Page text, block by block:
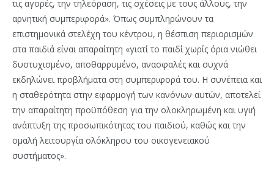
τις αγορές, την τηλεόραση, τις σχέσεις με τους άλλους, την
αρνητική συμπεριφορά». Όπως συμπληρώνουν τα
επιστημονικά στελέχη του κέντρου, η θέσπιση περιορισμών
στα παιδιά είναι απαραίτητη «γιατί το παιδί χωρίς όρια νιώθει
δυστυχισμένο, αποθαρρυμένο, ανασφαλές και συχνά
εκδηλώνει προβλήματα στη συμπεριφορά του. Η συνέπεια και
η σταθερότητα στην εφαρμογή των κανόνων αυτών, αποτελεί
την απαραίτητη προϋπόθεση για την ολοκληρωμένη και υγιή
ανάπτυξη της προσωπικότητας του παιδιού, καθώς και την
ομαλή λειτουργία ολόκληρου του οικογενειακού
συστήματος».